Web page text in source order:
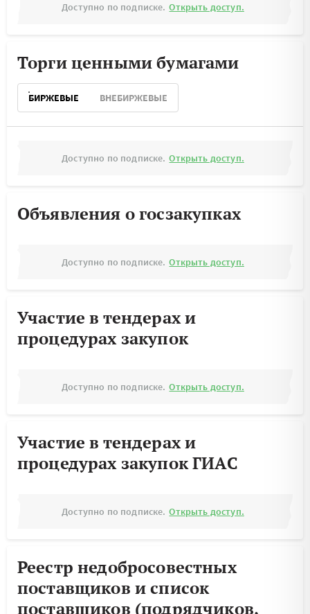
Доступно по подписке. Открыть доступ.
Торги ценными бумагами
БИРЖЕВЫЕ ВНЕБИРЖЕВЫЕ
Доступно по подписке. Открыть доступ.
Объявления о госзакупках
Доступно по подписке. Открыть доступ.
Участие в тендерах и
процедурах закупок
Доступно по подписке. Открыть доступ.
Участие в тендерах и
процедурах закупок ГИАС
Доступно по подписке. Открыть доступ.
Реестр недобросовестных
поставщиков и список
поставщиков (подрядчиков,